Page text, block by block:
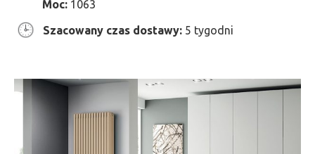
Moc: 1063
Szacowany czas dostawy: 5 tygodni